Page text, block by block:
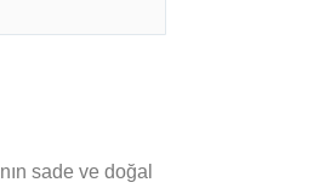
sade ve doğal